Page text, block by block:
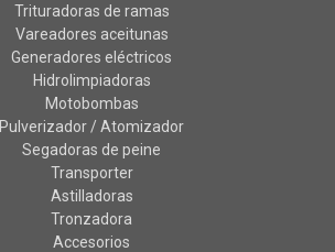
Trituradoras de ramas
Vareadores aceitunas
Generadores eléctricos
Hidrolimpiadoras
Motobombas
Pulverizador / Atomizador
Segadoras de peine
Transporter
Astilladoras
Tronzadora
Accesorios